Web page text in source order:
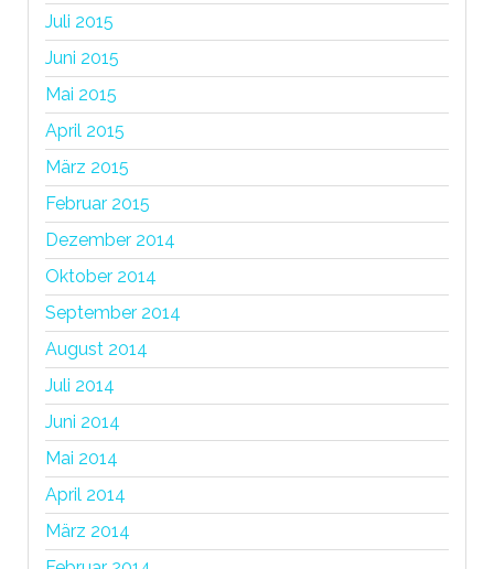
Juli 2015
Juni 2015
Mai 2015
April 2015
März 2015
Februar 2015
Dezember 2014
Oktober 2014
September 2014
August 2014
Juli 2014
Juni 2014
Mai 2014
April 2014
März 2014